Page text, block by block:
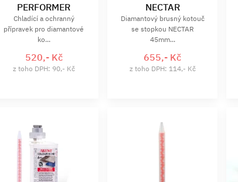
PERFORMER
Chladící a ochranný
přípravek pro diamantové
ko...
520,- Kč
z toho DPH: 90,- Kč
NECTAR
Diamantový brusný kotouč
se stopkou NECTAR
45mm...
655,- Kč
z toho DPH: 114,- Kč